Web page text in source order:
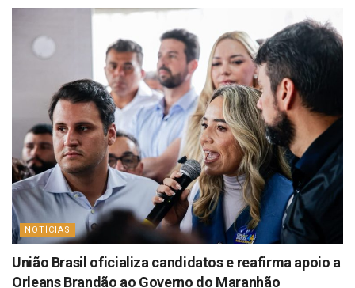
NOTÍCIAS
União Brasil oficializa candidatos e reafirma apoio a
Orleans Brandão ao Governo do Maranhão